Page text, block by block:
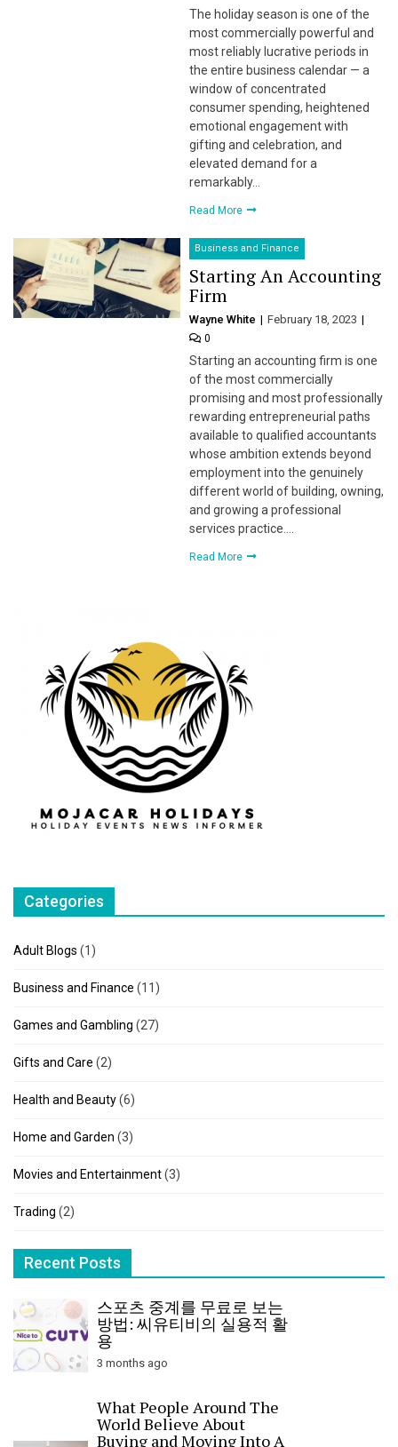
The holiday season is one of the
most commercially powerful and
most reliably lucrative periods in
the entire business calendar — a
window of concentrated
consumer spending, heightened
emotional engagement with
gifting and celebration, and
elevated demand for a
remarkably…
Read More
Business and Finance
Starting An Accounting
Firm
Wayne White February 18, 2023
0
Starting an accounting firm is one
of the most commercially
promising and most professionally
rewarding entrepreneurial paths
available to qualified accountants
whose ambition extends beyond
employment into the genuinely
different world of building, owning,
and growing a professional
services practice….
Read More
Categories
Adult Blogs (1)
Business and Finance (11)
Games and Gambling (27)
Gifts and Care (2)
Health and Beauty(6)
Home and Garden (3)
Movies and Entertainment(3)
Trading (2)
Recent Posts
스포츠 중계를 무료로 보는
방법: 씨유티비의 실용적 활
용
3 months ago
What People Around The
World Believe About
Buying and Moving Into A